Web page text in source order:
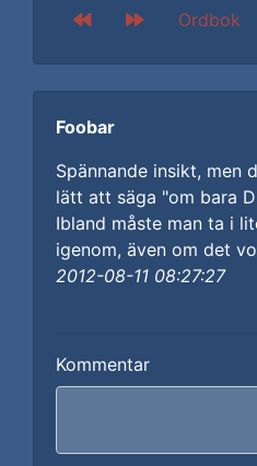
Ordbok
Foobar
Spännande insikt, men
lätt att säga "om bara
Ibland måste man ta i
igenom, även om det
2012-08-11 08:27:27
Kommentar